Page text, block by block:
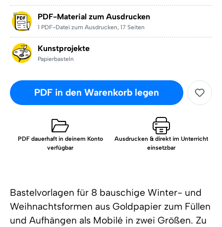
Bastelvorlagen für 8 bauschige Winter- und
Weihnachtsformen aus Goldpapier zum Füllen
und Aufhängen als Mobilé in zwei Größen. Zu
PDF-Material zum Ausdrucken
1 PDF-Datei zum Ausdrucken, 17 Seiten
Kunstprojekte
Papierbasteln
PDF in den Warenkorb legen
PDF dauerhaft in deinem Konto
verfügbar
Ausdrucken & direkt im Unterricht
einsetzbar